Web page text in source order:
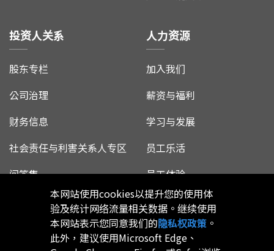
投资人关系
股东专栏
公司治理
财务信息
社会责任与利害关系人专区
问答集
人力资源
加入我们
薪资与福利
学习与发展
员工乐活
员工体验
本网站使用cookies以提升您的使用体
验及统计网络流量相关数据。继续使用
本网站表示您同意我们的隐私权政策 。
此外，建议使用Microsoft Edge、